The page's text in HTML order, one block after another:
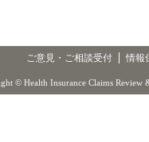
ご意見・ご相談受付 情報
© Health Insurance Claims Review